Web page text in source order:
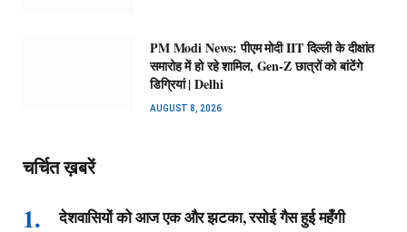
PM Modi News: पीएम मोदी IIT दिल्ली के दीक्षांत
समारोह में हो रहे शामिल, Gen-Z छात्रों को बांटेंगे
डिग्रियां | Delhi
AUGUST 8, 2026
चर्चित ख़बरें
देशवासियों को आज एक और झटका, रसोई गैस हुई महँगी